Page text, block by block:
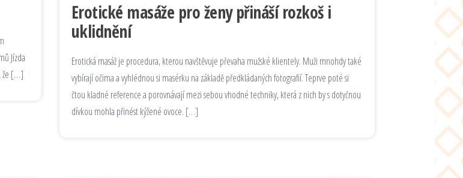
Jízda
že […]
Erotické masáže pro ženy přináší rozkoš i
uklidnění
Erotická masáž je procedura, kterou navštěvuje převaha mužské klientely. Muži mnohdy také
vybírají očima a vyhlédnou si masérku na základě předkládaných fotografií. Teprve poté si
čtou kladné reference a porovnávají mezi sebou vhodné techniky, která z nich by s dotyčnou
dívkou mohla přinést kýžené ovoce. […]